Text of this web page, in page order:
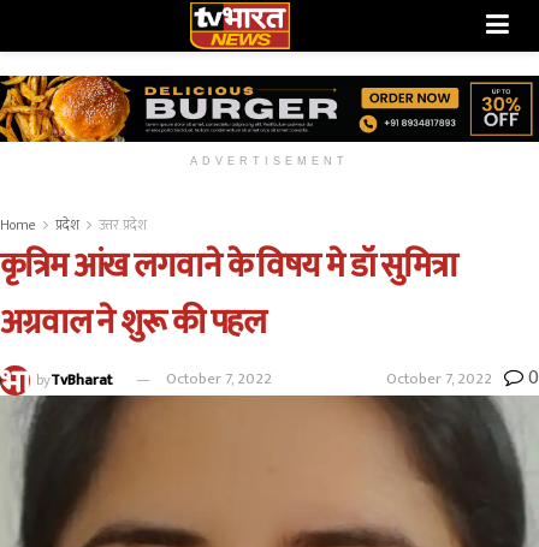
ADVERTISEMENT
Home प्रदेश उत्तर प्रदेश
कृत्रिम आंख लगवाने के विषय मे डॉ सुमित्रा
अग्रवाल ने शुरू की पहल
byTvBharat October 7, 2022 October 7, 2022 0